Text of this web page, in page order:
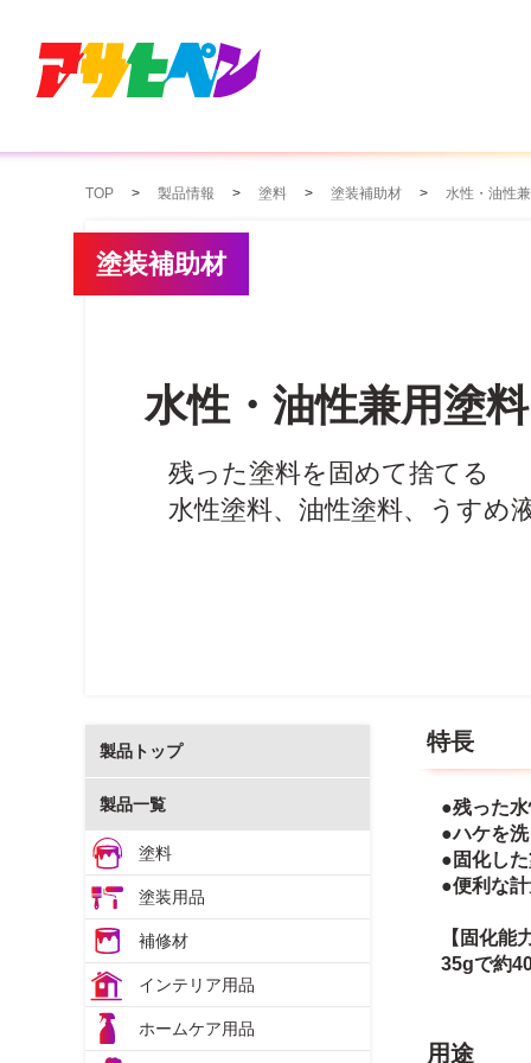
TOP 製品情報 塗料 塗装補助材 水性・油性
塗装補助材
水性・油性兼用塗
残った塗料を固めて捨てる
水性塗料、油性塗料、うすめ
特長
●残った
●ハケを
●固化し
●便利な
【固化能
35gで約
用途
製品トップ
製品一覧
塗料
塗装用品
補修材
インテリア用品
ホームケア用品